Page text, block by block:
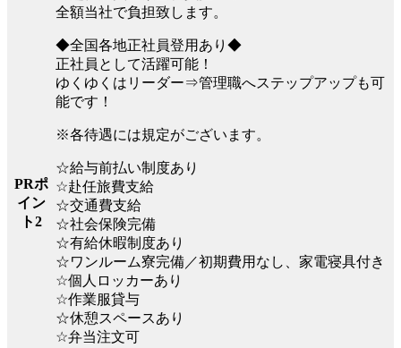
PRポ
イン
ト2
全額当社で負担致します。
◆全国各地正社員登用あり◆
正社員として活躍可能！
ゆくゆくはリーダー⇒管理職へステップアップも可
能です！
※各待遇には規定がございます。
☆給与前払い制度あり
☆赴任旅費支給
☆交通費支給
☆社会保険完備
☆有給休暇制度あり
☆ワンルーム寮完備／初期費用なし、家電寝具付き
☆個人ロッカーあり
☆作業服貸与
☆休憩スペースあり
☆弁当注文可